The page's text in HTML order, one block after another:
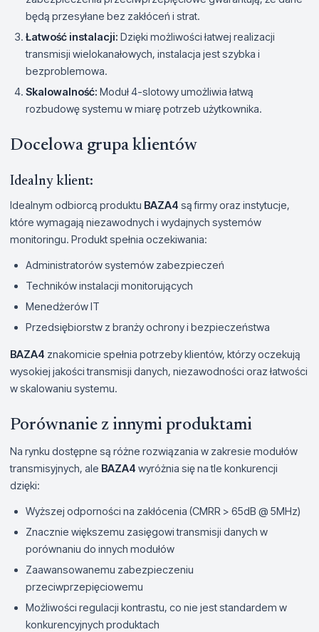
będą przesyłane bez zakłóceń i strat.
Łatwość instalacji: Dzięki możliwości łatwej realizacji
transmisji wielokanałowych, instalacja jest szybka i
bezproblemowa.
Skalowalność: Moduł 4-slotowy umożliwia łatwą
rozbudowę systemu w miarę potrzeb użytkownika.
Docelowa grupa klientów
Idealny klient:
Idealnym odbiorcą produktu BAZA4 są firmy oraz instytucje,
które wymagają niezawodnych i wydajnych systemów
monitoringu. Produkt spełnia oczekiwania:
Administratorów systemów zabezpieczeń
Techników instalacji monitorujących
Menedżerów IT
Przedsiębiorstw z branży ochrony i bezpieczeństwa
BAZA4 znakomicie spełnia potrzeby klientów, którzy oczekują
wysokiej jakości transmisji danych, niezawodności oraz łatwości
w skalowaniu systemu.
Porównanie z innymi produktami
Na rynku dostępne są różne rozwiązania w zakresie modułów
transmisyjnych, ale BAZA4 wyróżnia się na tle konkurencji
dzięki:
Wyższej odporności na zakłócenia (CMRR > 65dB @ 5MHz)
Znacznie większemu zasięgowi transmisji danych w
porównaniu do innych modułów
Zaawansowanemu zabezpieczeniu
przeciwprzepięciowemu
Możliwości regulacji kontrastu, co nie jest standardem w
konkurencyjnych produktach